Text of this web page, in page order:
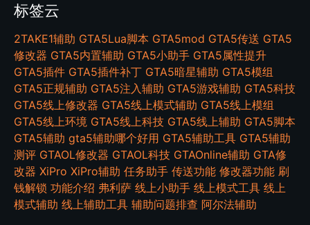
标签云
2TAKE1辅助 GTA5Lua脚本 GTA5mod GTA5传送 GTA5
修改器 GTA5内置辅助 GTA5小助手 GTA5属性提升
GTA5插件 GTA5插件补丁 GTA5暗星辅助 GTA5模组
GTA5正规辅助 GTA5注入辅助 GTA5游戏辅助 GTA5科技
GTA5线上修改器 GTA5线上模式辅助 GTA5线上模组
GTA5线上环境 GTA5线上科技 GTA5线上辅助 GTA5脚本
GTA5辅助 gta5辅助哪个好用 GTA5辅助工具 GTA5辅助
测评 GTAOL修改器 GTAOL科技 GTAOnline辅助 GTA修
改器 XiPro XiPro辅助 任务助手 传送功能 修改器功能 刷
钱解锁 功能介绍 弗利萨 线上小助手 线上模式工具 线上
模式辅助 线上辅助工具 辅助问题排查 阿尔法辅助